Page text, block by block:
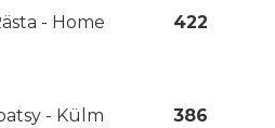
- Home 422
- Külm 386